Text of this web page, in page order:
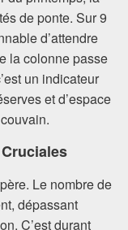
de ponte. Sur 9
d’attendre
la colonne passe
un indicateur
et d’espace
Le nombre de
dépassant
C’est durant